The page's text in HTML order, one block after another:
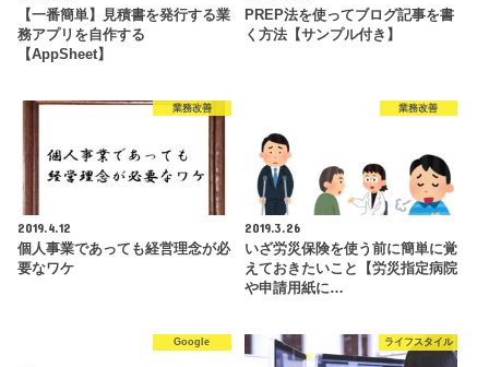
【一番簡単】見積書を発行する業
務アプリを自作する
【AppSheet】
PREP法を使ってブログ記事を書
く方法【サンプル付き】
業務改善
2019.4.12
個人事業であっても経営理念が必
要なワケ
業務改善
2019.3.26
いざ労災保険を使う前に簡単に覚
えておきたいこと【労災指定病院
や申請用紙に…
Google ライフスタイル